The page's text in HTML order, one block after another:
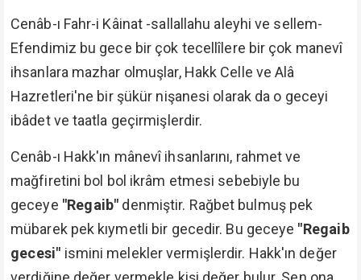
Cenâb-ı Fahr-i Kâinat -sallallahu aleyhi ve sellem-
Efendimiz bu gece bir çok tecellîlere bir çok manevî
ihsanlara mazhar olmuşlar, Hakk Celle ve Alâ
Hazretleri'ne bir şükür nişanesi olarak da o geceyi
ibâdet ve taatla geçirmişlerdir.
Cenâb-ı Hakk'ın mânevî ihsanlarını, rahmet ve
mağfiretini bol bol ikrâm etmesi sebebiyle bu
geceye "Regaib" denmiştir. Rağbet bulmuş pek
mübarek pek kıymetli bir gecedir. Bu geceye "Regaib
gecesi" ismini melekler vermişlerdir. Hakk'ın değer